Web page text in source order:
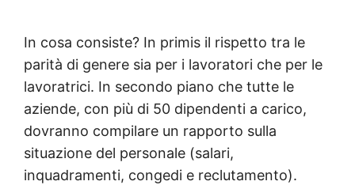
In cosa consiste? In primis il rispetto tra le
parità di genere sia per i lavoratori che per le
lavoratrici. In secondo piano che tutte le
aziende, con più di 50 dipendenti a carico,
dovranno compilare un rapporto sulla
situazione del personale (salari,
inquadramenti, congedi e reclutamento).